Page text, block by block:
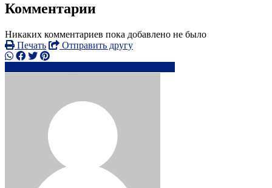
Комментарии
Никаких комментариев пока добавлено не было
Печать
Отправить другу